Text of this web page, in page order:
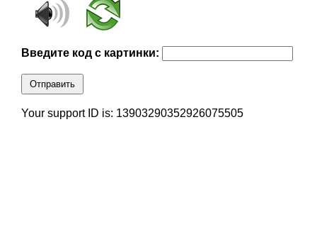
Введите код с картинки:
Отправить
Your support ID is: 13903290352926075505